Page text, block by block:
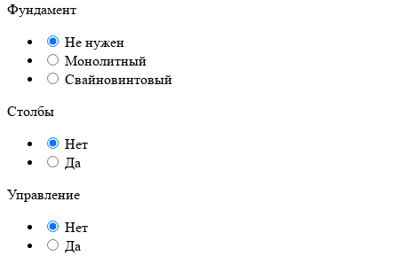
Фундамент
Не нужен
Монолитный
Свайновинтовый
Столбы
Нет
Да
Управление
Нет
Да